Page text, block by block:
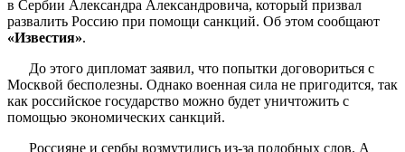
в Сербии Александра Александровича, который призвал
развалить Россию при помощи санкций. Об этом сообщают
«Известия».
До этого дипломат заявил, что попытки договориться с
Москвой бесполезны. Однако военная сила не пригодится, так
как российское государство можно будет уничтожить с
помощью экономических санкций.
Россияне и сербы возмутились из-за подобных слов. А